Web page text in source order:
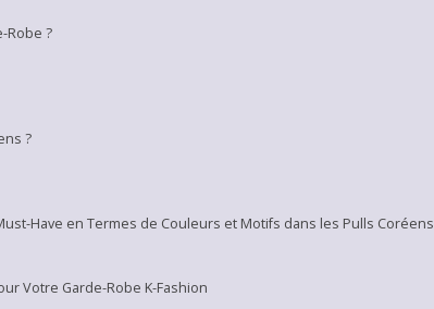
Robe ?
?
Have en Termes de Couleurs et Motifs dans les Pulls Coréens
Votre Garde-Robe K-Fashion